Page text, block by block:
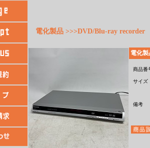
電化製品 >>>DVD/Blu-ray recorder
電化
商品番
サイズ
備考